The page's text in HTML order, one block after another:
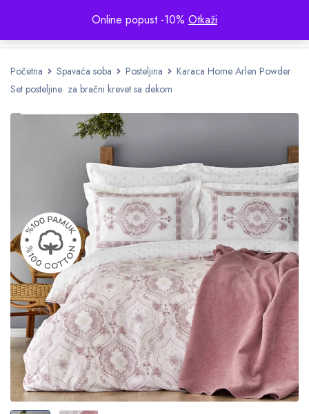
Online popust -10% Otkaži
Početna Spavaća soba Posteljina
Karaca Home Arlen Powder
Set posteljine za bračni krevet sa dekom